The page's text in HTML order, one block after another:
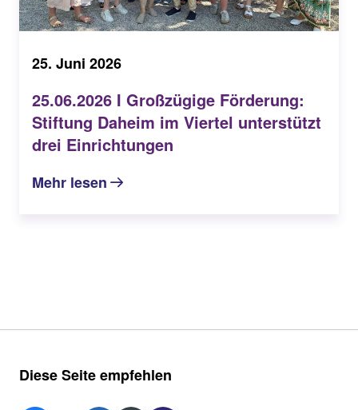
25. Juni 2026
25.06.2026 I Großzügige Förderung:
Stiftung Daheim im Viertel unterstützt
drei Einrichtungen
Mehr lesen
Diese Seite empfehlen